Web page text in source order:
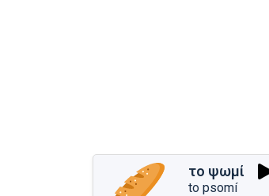
το ψωμί
to psomí